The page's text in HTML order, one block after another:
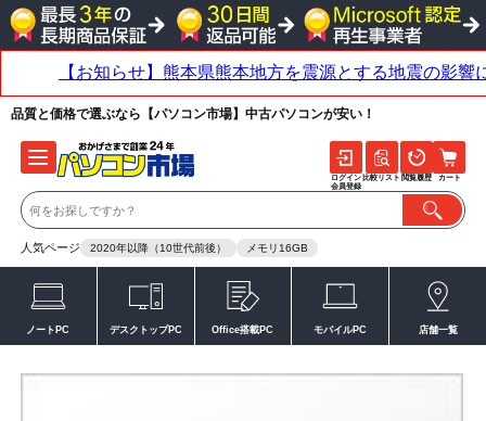
品質と価格で選ぶなら【パソコン市場】中古パソコンが安い！
人気ページ 2020年以降（10世代前後） メモリ16GB
ログイン
会員登録
比較リスト 閲覧履歴 カート
ノートPC デスクトップPC Office搭載PC モバイルPC 店舗一覧